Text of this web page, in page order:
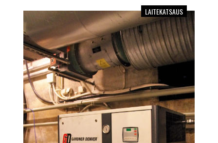
Paineilmakompressorit LAITEKATSAUS